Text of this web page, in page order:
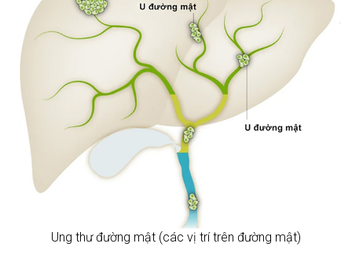
Ung thư đường mật (các vị trí trên đường mật)